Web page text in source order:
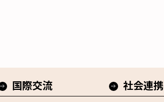
国際交流 社会連携